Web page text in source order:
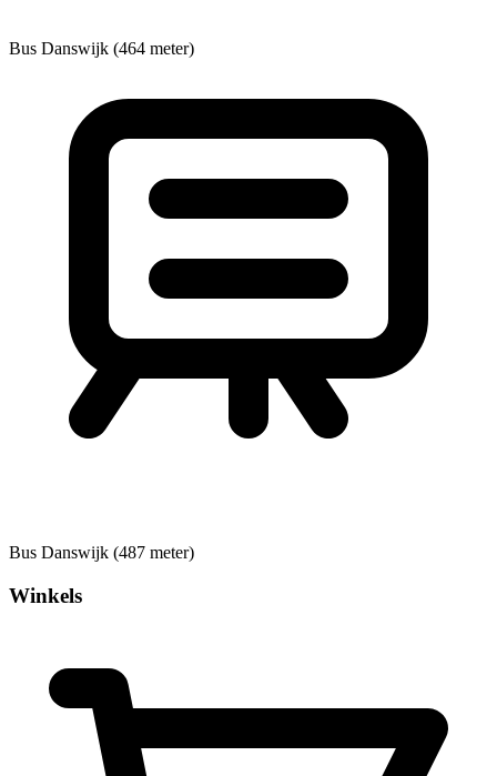
Bus Danswijk (464 meter)
Bus Danswijk (487 meter)
Winkels